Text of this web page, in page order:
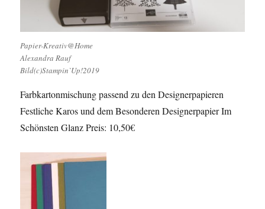
Papier-Kreativ@Home
Alexandra Rauf
Bild(c)Stampin`Up!2019
Farbkartonmischung passend zu den Designerpapieren
Festliche Karos und dem Besonderen Designerpapier Im
Schönsten Glanz Preis: 10,50€